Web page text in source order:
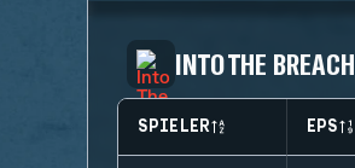
INTO THE BREACH
SPIELER EPS